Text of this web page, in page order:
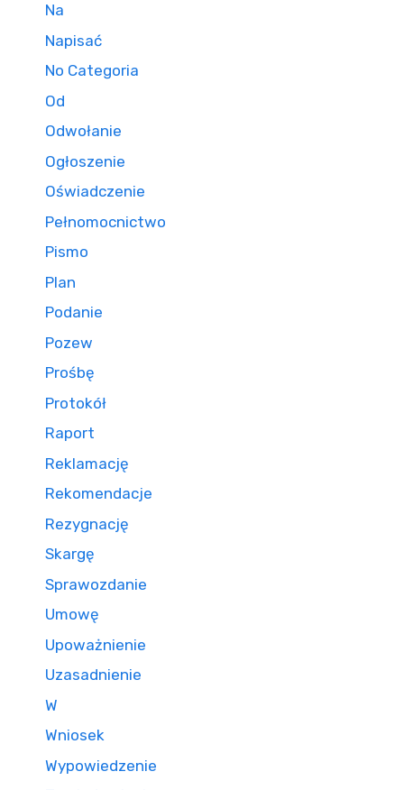
Na
Napisać
No Categoria
Od
Odwołanie
Ogłoszenie
Oświadczenie
Pełnomocnictwo
Pismo
Plan
Podanie
Pozew
Prośbę
Protokół
Raport
Reklamację
Rekomendacje
Rezygnację
Skargę
Sprawozdanie
Umowę
Upoważnienie
Uzasadnienie
W
Wniosek
Wypowiedzenie